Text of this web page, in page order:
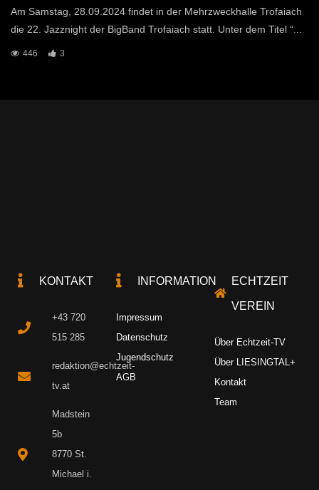
Am Samstag, 28.09.2024 findet in der Mehrzweckhalle Trofaiach
die 22. Jazznight der BigBand Trofaiach statt. Unter dem Titel “...
446 3
KONTAKT
+43 720
515 285
redaktion@echtzeit-
tv.at
Madstein
5b
8770 St.
Michael i.
INFORMATION
Impressum
Datenschutz
Jugendschutz
AGB
ECHTZEIT
VEREIN
Über Echtzeit-TV
Über LIESINGTAL+
Kontakt
Team